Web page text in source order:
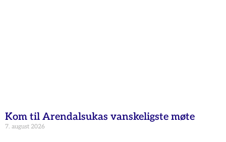
Kom til Arendalsukas vanskeligste møte
7. august 2026